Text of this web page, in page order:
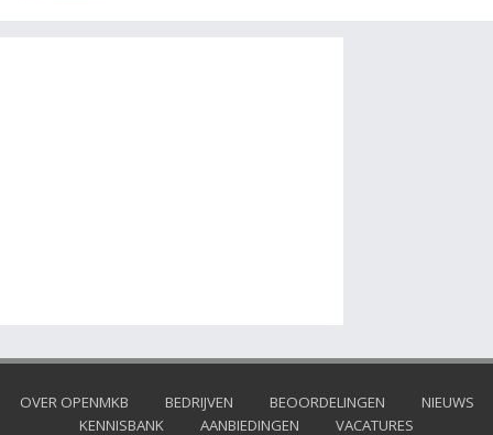
OVER OPENMKB BEDRIJVEN BEOORDELINGEN
NIEUWS
KENNISBANK
AANBIEDINGEN VACATURES